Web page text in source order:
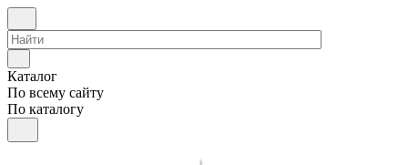
Каталог
По всему сайту
По каталогу